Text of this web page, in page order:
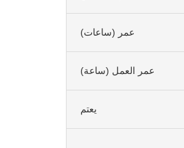
عمر (ساعات)
عمر العمل (ساعة)
يعتم